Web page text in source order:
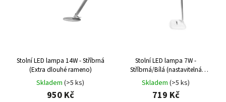
Stolní LED lampa 14W - Stříbrná
(Extra dlouhé rameno)
Skladem (>5 ks)
950 Kč
Stolní LED lampa 7W -
Stříbrná/Bílá (nastavitelná
teplota)
Skladem (>5 ks)
719 Kč